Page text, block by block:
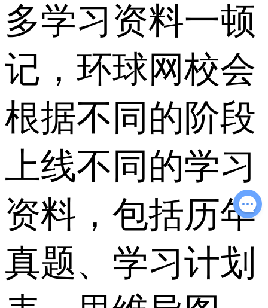
多学习资料一顿
记，环球网校会
根据不同的阶段
上线不同的学习
资料，包括历年
真题、学习计划